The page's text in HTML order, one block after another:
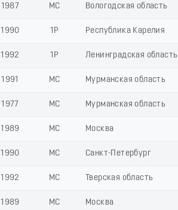
1987 МС Вологодская область
1990 1Р Республика Карелия
1992 1Р Ленинградская область
1991 МС Мурманская область
1977 МС Мурманская область
1989 МС Москва
1990 МС Санкт-Петербург
1992 МС Тверская область
1989 МС Москва